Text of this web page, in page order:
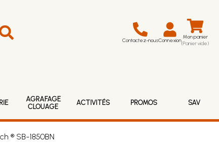
Contactez-nousConnexion Mon panier
(Panier vide)
AGRAFAGE
CLOUAGE
ACTIVITÉS PROMOS SAV
® SB-1850BN